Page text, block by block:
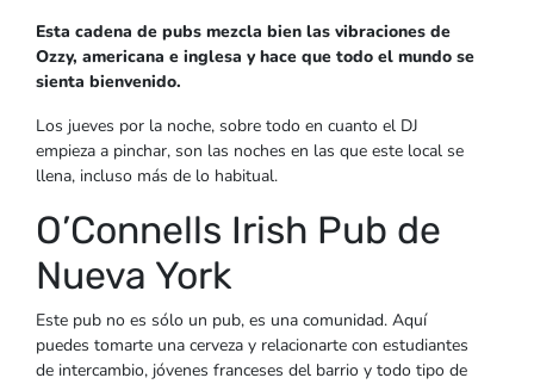
Esta cadena de pubs mezcla bien las vibraciones de
Ozzy, americana e inglesa y hace que todo el mundo se
sienta bienvenido.
Los jueves por la noche, sobre todo en cuanto el DJ
empieza a pinchar, son las noches en las que este local se
llena, incluso más de lo habitual.
O’Connells Irish Pub de
Nueva York
Este pub no es sólo un pub, es una comunidad. Aquí
puedes tomarte una cerveza y relacionarte con estudiantes
de intercambio, jóvenes franceses del barrio y todo tipo de